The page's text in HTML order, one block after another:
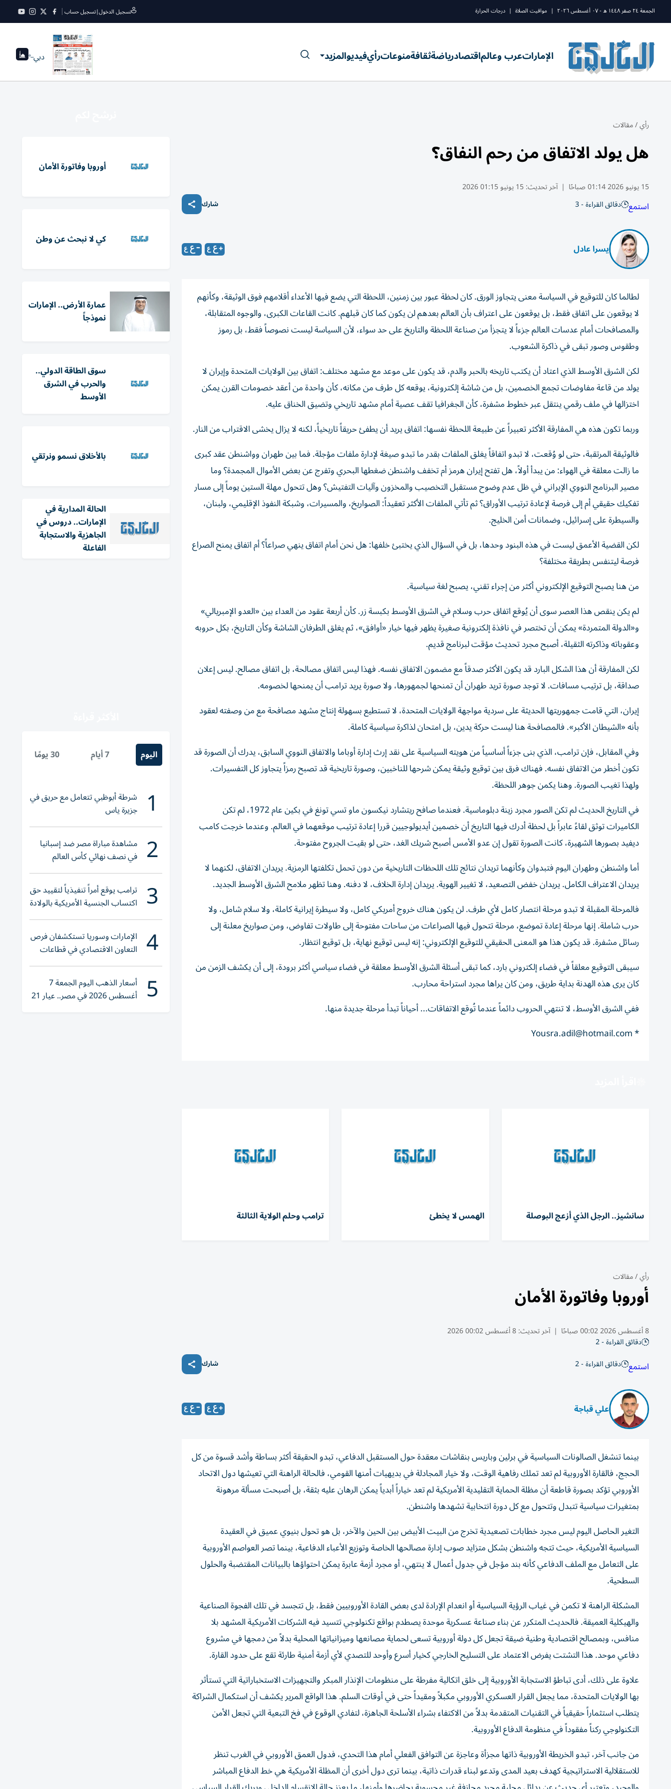
الجمعة ٢٤ صفر ١٤٤٨ ه - ٠٧ أغسطس ٢٠٢٦ | مواقيت الصلاة | درجات الحرارة تسجيل الدخول|تسجيل حساب
الإماراتعرب وعالماقتصادرياضةثقافةمنوعاترأيفيديوالمزيد دبي--°
رأي/مقالات
هل يولد الاتفاق من رحم النفاق؟
15 يونيو 2026 01:14 صباحًا | آخر تحديث:15 يونيو 01:15 2026
استمع دقائق القراءة - 3 شارك
يسرا عادل
لطالما كان للتوقيع في السياسة معنى يتجاوز الورق. كان لحظة عبور بين زمنين، اللحظة التي يضع فيها الأعداء أقلامهم فوق الوثيقة، وكأنهم
لا يوقعون على اتفاق فقط، بل يوقعون على اعتراف بأن العالم بعدهم لن يكون كما كان قبلهم. كانت القاعات الكبرى، والوجوه المتقابلة،
والمصافحات أمام عدسات العالم جزءاً لا يتجزأ من صناعة اللحظة والتاريخ على حد سواء، لأن السياسة ليست نصوصاً فقط، بل رموز
وطقوس وصور تبقى في ذاكرة الشعوب.
لكن الشرق الأوسط الذي اعتاد أن يكتب تاريخه بالحبر والدم، قد يكون على موعد مع مشهد مختلف: اتفاق بين الولايات المتحدة وإيران لا
يولد من قاعة مفاوضات تجمع الخصمين، بل من شاشة إلكترونية، يوقعه كل طرف من مكانه، كأن واحدة من أعقد خصومات القرن يمكن
اختزالها في ملف رقمي ينتقل عبر خطوط مشفرة، كأن الجغرافيا تقف عصية أمام مشهد تاريخي وتضيق الخناق عليه.
وربما تكون هذه هي المفارقة الأكثر تعبيراً عن طبيعة اللحظة نفسها: اتفاق يريد أن يطفئ حريقاً تاريخياً، لكنه لا يزال يخشى الاقتراب من النار.
فالوثيقة المرتقبة، حتى لو وُقعت، لا تبدو اتفاقاً يغلق الملفات بقدر ما تبدو صيغة لإدارة ملفات مؤجلة. فما بين طهران وواشنطن عقد كبرى
ما زالت معلقة في الهواء: من يبدأ أولاً، هل تفتح إيران هرمز أم تخفف واشنطن ضغطها البحري وتفرج عن بعض الأموال المجمدة؟ وما
مصير البرنامج النووي الإيراني في ظل عدم وضوح مستقبل التخصيب والمخزون وآليات التفتيش؟ وهل تتحول مهلة الستين يوماً إلى مسار
تفكيك حقيقي أم إلى فرصة لإعادة ترتيب الأوراق؟ ثم تأتي الملفات الأكثر تعقيداً: الصواريخ، والمسيرات، وشبكة النفوذ الإقليمي، ولبنان،
والسيطرة على إسرائيل، وضمانات أمن الخليج.
لكن القضية الأعمق ليست في هذه البنود وحدها، بل في السؤال الذي يختبئ خلفها: هل نحن أمام اتفاق ينهي صراعاً؟ أم اتفاق يمنح الصراع
فرصة ليتنفس بطريقة مختلفة؟
من هنا يصبح التوقيع الإلكتروني أكثر من إجراء تقني، يصبح لغة سياسية.
لم يكن ينقص هذا العصر سوى أن يُوقع اتفاق حرب وسلام في الشرق الأوسط بكبسة زر. كأن أربعة عقود من العداء بين «العدو الإمبريالي»
و«الدولة المتمردة» يمكن أن تختصر في نافذة إلكترونية صغيرة يظهر فيها خيار «أوافق»، ثم يغلق الطرفان الشاشة وكأن التاريخ، بكل حروبه
وعقوباته وذاكرته الثقيلة، أصبح مجرد تحديث مؤقت لبرنامج قديم.
لكن المفارقة أن هذا الشكل البارد قد يكون الأكثر صدقاً مع مضمون الاتفاق نفسه. فهذا ليس اتفاق مصالحة، بل اتفاق مصالح. ليس إعلان
صداقة، بل ترتيب مسافات. لا توجد صورة تريد طهران أن تمنحها لجمهورها، ولا صورة يريد ترامب أن يمنحها لخصومه.
إيران، التي قامت جمهوريتها الحديثة على سردية مواجهة الولايات المتحدة، لا تستطيع بسهولة إنتاج مشهد مصافحة مع من وصفته لعقود
بأنه «الشيطان الأكبر». فالمصافحة هنا ليست حركة يدين، بل امتحان لذاكرة سياسية كاملة.
وفي المقابل، فإن ترامب، الذي بنى جزءاً أساسياً من هويته السياسية على نقد إرث إدارة أوباما والاتفاق النووي السابق، يدرك أن الصورة قد
تكون أخطر من الاتفاق نفسه. فهناك فرق بين توقيع وثيقة يمكن شرحها للناخبين، وصورة تاريخية قد تصبح رمزاً يتجاوز كل التفسيرات.
ولهذا تغيب الصورة. وهنا يكمن جوهر اللحظة.
في التاريخ الحديث لم تكن الصور مجرد زينة دبلوماسية. فعندما صافح ريتشارد نيكسون ماو تسي تونغ في بكين عام 1972، لم تكن
الكاميرات توثق لقاءً عابراً بل لحظة أدرك فيها التاريخ أن خصمين أيديولوجيين قررا إعادة ترتيب موقعهما في العالم. وعندما خرجت كامب
ديفيد بصورها الشهيرة، كانت الصورة تقول إن عدو الأمس أصبح شريك الغد، حتى لو بقيت الجروح مفتوحة.
أما واشنطن وطهران اليوم فتبدوان وكأنهما تريدان نتائج تلك اللحظات التاريخية من دون تحمل تكلفتها الرمزية. يريدان الاتفاق، لكنهما لا
يريدان الاعتراف الكامل. يريدان خفض التصعيد، لا تغيير الهوية. يريدان إدارة الخلاف، لا دفنه. وهنا تظهر ملامح الشرق الأوسط الجديد.
فالمرحلة المقبلة لا تبدو مرحلة انتصار كامل لأي طرف. لن يكون هناك خروج أمريكي كامل، ولا سيطرة إيرانية كاملة، ولا سلام شامل، ولا
حرب شاملة. إنها مرحلة إعادة تموضع، مرحلة تتحول فيها الصراعات من ساحات مفتوحة إلى طاولات تفاوض، ومن صواريخ معلنة إلى
رسائل مشفرة. قد يكون هذا هو المعنى الحقيقي للتوقيع الإلكتروني: إنه ليس توقيع نهاية، بل توقيع انتظار.
سيبقى التوقيع معلقاً في فضاء إلكتروني بارد، كما تبقى أسئلة الشرق الأوسط معلقة في فضاء سياسي أكثر برودة، إلى أن يكشف الزمن من
كان يرى هذه الهدنة بداية طريق، ومن كان يراها مجرد استراحة محارب.
ففي الشرق الأوسط، لا تنتهي الحروب دائماً عندما تُوقع الاتفاقات... أحياناً تبدأ مرحلة جديدة منها.
*
Yousra.adil@hotmail.com
سانشيز.. الرجل الذي أزعج البوصلة الهمس لا يخطئ ترامب وحلم الولاية الثالثة
رأي/مقالات
أوروبا وفاتورة الأمان
8 أغسطس 2026 00:02 صباحًا | آخر تحديث:8 أغسطس 00:02 2026
دقائق القراءة - 2
استمع دقائق القراءة - 2 شارك
علي قباجة
بينما تنشغل الصالونات السياسية في برلين وباريس بنقاشات معقدة حول المستقبل الدفاعي، تبدو الحقيقة أكثر بساطة وأشد قسوة من كل
الحجج، فالقارة الأوروبية لم تعد تملك رفاهية الوقت، ولا خيار المجادلة في بديهيات أمنها القومي، فالحالة الراهنة التي تعيشها دول الاتحاد
الأوروبي تؤكد بصورة قاطعة أن مظلة الحماية التقليدية الأمريكية لم تعد خياراً أبدياً يمكن الرهان عليه بثقة، بل أصبحت مسألة مرهونة
بمتغيرات سياسية تتبدل وتتحول مع كل دورة انتخابية تشهدها واشنطن.
التغير الحاصل اليوم ليس مجرد خطابات تصعيدية تخرج من البيت الأبيض بين الحين والآخر، بل هو تحول بنيوي عميق في العقيدة
السياسية الأمريكية، حيث تتجه واشنطن بشكل متزايد صوب إدارة مصالحها الخاصة وتوزيع الأعباء الدفاعية، بينما تصر العواصم الأوروبية
على التعامل مع الملف الدفاعي كأنه بند مؤجل في جدول أعمال لا ينتهي، أو مجرد أزمة عابرة يمكن احتواؤها بالبيانات المقتضبة والحلول
السطحية.
المشكلة الراهنة لا تكمن في غياب الرؤية السياسية أو انعدام الإرادة لدى بعض القادة الأوروبيين فقط، بل تتجسد في تلك الفجوة الصناعية
والهيكلية العميقة. فالحديث المتكرر عن بناء صناعة عسكرية موحدة يصطدم بواقع تكنولوجي تتسيد فيه الشركات الأمريكية المشهد بلا
منافس، وبمصالح اقتصادية وطنية ضيقة تجعل كل دولة أوروبية تسعى لحماية مصانعها وميزانياتها المحلية بدلاً من دمجها في مشروع
دفاعي موحد. هذا التشتت يفرض الاعتماد على التسليح الخارجي كخيار أسرع وأوحد للتصدي لأي أزمة أمنية طارئة تقع على حدود القارة.
علاوة على ذلك، أدى تباطؤ الاستجابة الأوروبية إلى خلق اتكالية مفرطة على منظومات الإنذار المبكر والتجهيزات الاستخباراتية التي تستأثر
بها الولايات المتحدة، مما يجعل القرار العسكري الأوروبي مكبلاً ومقيداً حتى في أوقات السلم. هذا الواقع المرير يكشف أن استكمال الشراكة
يتطلب استثماراً حقيقياً في التقنيات المتقدمة بدلاً من الاكتفاء بشراء الأسلحة الجاهزة، لتفادي الوقوع في فخ التبعية التي تجعل الأمن
التكنولوجي ركناً مفقوداً في منظومة الدفاع الأوروبية.
من جانب آخر، تبدو الخريطة الأوروبية ذاتها مجزأة وعاجزة عن التوافق الفعلي أمام هذا التحدي، فدول العمق الأوروبي في الغرب تنظر
للاستقلالية الاستراتيجية كهدف بعيد المدى وتدعو لبناء قدرات ذاتية، بينما ترى دول أخرى أن المظلة الأمريكية هي خط الدفاع المباشر
أوروبا وفاتورة الأمان
كي لا نبحث عن وطن
عمارة الأرض.. الإمارات
نموذجاً
سوق الطاقة الدولي..
والحرب في الشرق
الأوسط
بالأخلاق نسمو ونرتقي
الحالة المدارية في
الإمارات.. دروس في
الجاهزية والاستجابة
الفاعلة
اليوم 7 أيام 30 يومًا
1 شرطة أبوظبي تتعامل مع حريق في
جزيرة ياس
2 مشاهدة مباراة مصر ضد إسبانيا
في نصف نهائي كأس العالم
لناشئات اليد 2026
3 ترامب يوقع أمراً تنفيذياً لتقييد حق
اكتساب الجنسية الأمريكية بالولادة
4 الإمارات وسوريا تستكشفان فرص
التعاون الاقتصادي في قطاعات
حيوية
5 أسعار الذهب اليوم الجمعة 7
أغسطس 2026 في مصر.. عيار 21